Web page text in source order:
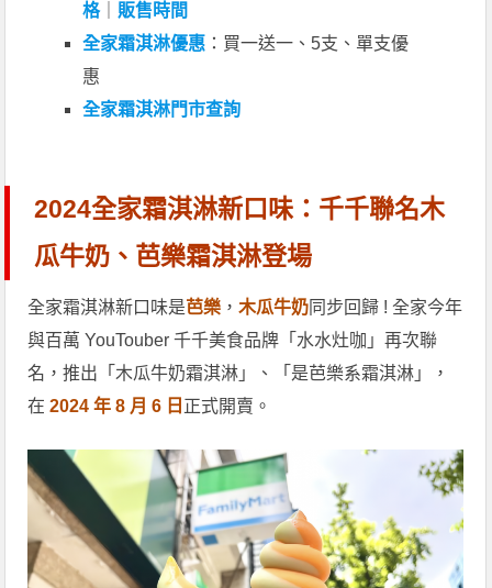
格｜ 販售時間
全家霜淇淋優惠 ：買一送一、5支、單支優
惠
全家霜淇淋門市查詢
2024全家霜淇淋新口味：千千聯名木
瓜牛奶、芭樂霜淇淋登場
全家霜淇淋新口味是芭樂 ，木瓜牛奶同步回歸 ! 全家今年
與百萬 YouTouber 千千美食品牌「水水灶咖」再次聯
名，推出「木瓜牛奶霜淇淋」、「是芭樂系霜淇淋」，
在2024 年 8 月 6 日 正式開賣。